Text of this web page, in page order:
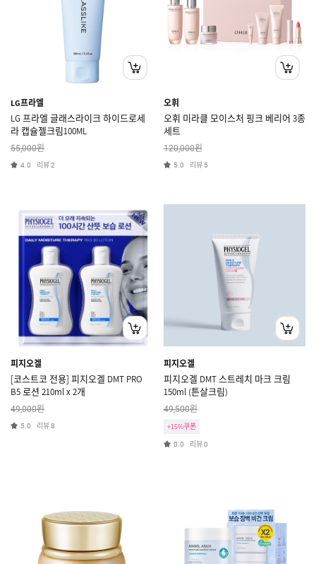
LG프라엘
LG 프라엘 글래스라이크 하이드로세
라 캡슐젤크림100ML
55,000원
4.0 리뷰2
오휘
오휘 미라클 모이스처 핑크 베리어 3종
세트
120,000원
5.0 리뷰 5
피지오겔
[코스트코 전용] 피지오겔 DMT PRO
B5 로션 210ml x 2개
49,000원
5.0 리뷰8
피지오겔
피지오겔 DMT 스트레치 마크 크림
150ml (튼살크림)
49,500원
+15%쿠폰
0.0 리뷰0